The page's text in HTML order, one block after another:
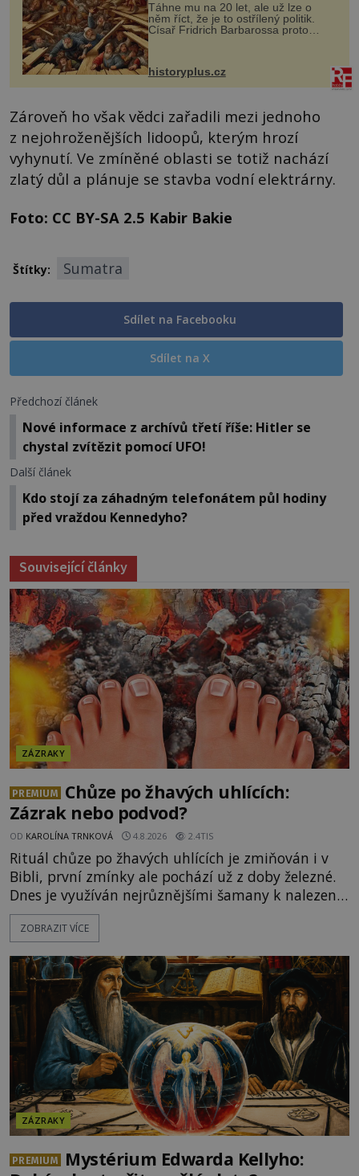
Táhne mu na 20 let, ale už lze o
něm říct, že je to ostřílený politik.
Císař Fridrich Barbarossa proto
posílá svého syna a dědice Jindřicha
VI. do Erfurtu, aby se stal
prostředníkem při řešení sporu m...
historyplus.cz
Zároveň ho však vědci zařadili mezi jednoho
z nejohroženějších lidoopů, kterým hrozí
vyhynutí. Ve zmíněné oblasti se totiž nachází
zlatý důl a plánuje se stavba vodní elektrárny.
Foto: CC BY-SA 2.5 Kabir Bakie
Štítky: Sumatra
Sdílet na Facebooku
Sdílet na X
Předchozí článek
Nové informace z archívů třetí říše: Hitler se
chystal zvítězit pomocí UFO!
Další článek
Kdo stojí za záhadným telefonátem půl hodiny
před vraždou Kennedyho?
Související články
ZÁZRAKY
PREMIUM
Chůze po žhavých uhlících:
Zázrak nebo podvod?
OD KAROLÍNA TRNKOVÁ 4.8.2026 2.4TIS
Rituál chůze po žhavých uhlících je zmiňován i v
Bibli, první zmínky ale pochází už z doby železné.
Dnes je využíván nejrůznějšími šamany k nalezení
spirituální síly či vnitřního klidu. Jak funguje a proč
si při něm člověk nepopálí nohy, což bylo
nadpřirozeného? Histori
ZOBRAZIT VÍCE
ZÁZRAKY
PREMIUM
Mystérium Edwarda Kellyho: